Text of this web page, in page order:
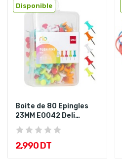
Disponible
Boite de 80 Epingles
23MM E0042 Deli
Assorties
2,990 DT